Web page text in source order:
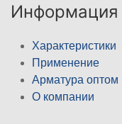
Информация
Характеристики
Применение
Арматура оптом
О компании